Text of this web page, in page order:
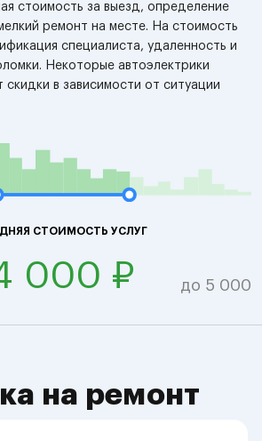
стоимость за выезд, определение
ремонт на месте. На стоимость
специалиста, удаленность и
Некоторые автоэлектрики
в зависимости от ситуации
СТОИМОСТЬ УСЛУГ
000 ₽ до 5 000
на ремонт